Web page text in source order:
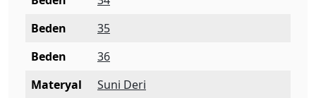
Beden
35
Beden
36
Materyal
Suni Deri